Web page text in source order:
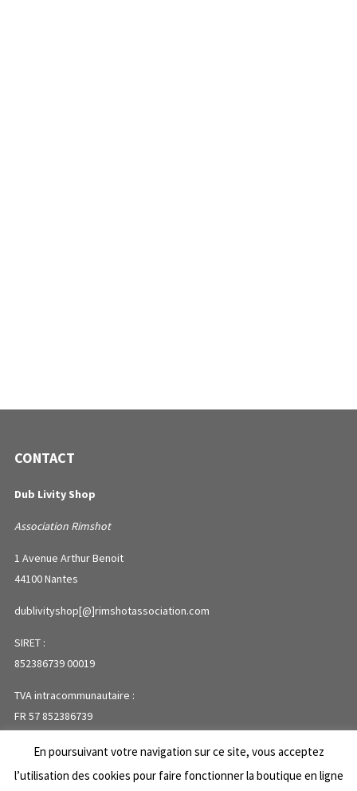
CONTACT
Dub Livity Shop
Association Rimshot
1 Avenue Arthur Benoit
44100 Nantes
dublivityshop[@]rimshotassociation.com
SIRET :
852386739 00019
TVA intracommunautaire :
FR 57 852386739
PLAN DU SITE
En poursuivant votre navigation sur ce site, vous acceptez
l’utilisation des cookies pour faire fonctionner la boutique en ligne